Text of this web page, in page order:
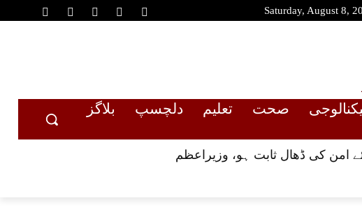
Saturday, August 8,
صحت تعلیم دلچسپ
بلاگز
امن کی ڈھال ثابت ہو، وزیراعظم